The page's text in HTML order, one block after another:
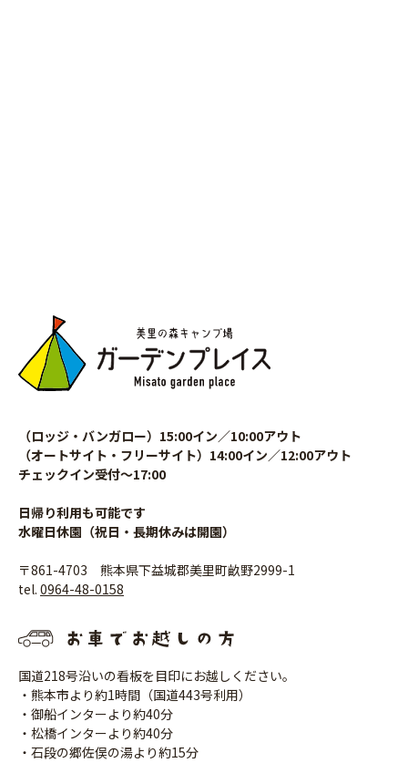
（ロッジ・バンガロー）15:00イン／10:00アウト
（オートサイト・フリーサイト）14:00イン／12:00アウト
チェックイン受付〜17:00
日帰り利用も可能です
水曜日休園（祝日・長期休みは開園）
〒861-4703 熊本県下益城郡美里町畝野2999-1
tel. 0964-48-0158
国道218号沿いの看板を目印にお越しください。
・熊本市より約1時間（国道443号利用）
・御船インターより約40分
・松橋インターより約40分
・石段の郷佐俣の湯より約15分